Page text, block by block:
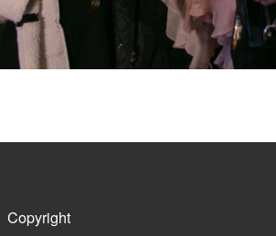
Copyright